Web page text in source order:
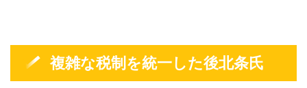
複雑な税制を統一した後北条氏